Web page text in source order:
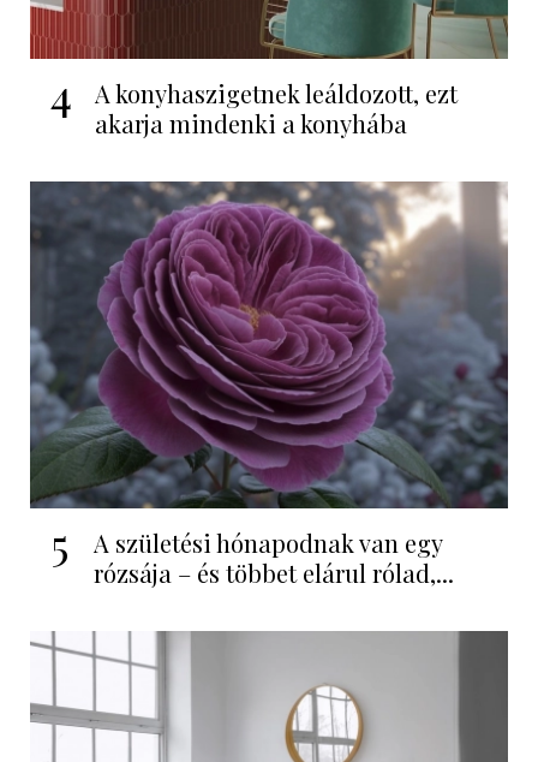
4
A konyhaszigetnek leáldozott, ezt
akarja mindenki a konyhába
5
A születési hónapodnak van egy
rózsája – és többet elárul rólad,...